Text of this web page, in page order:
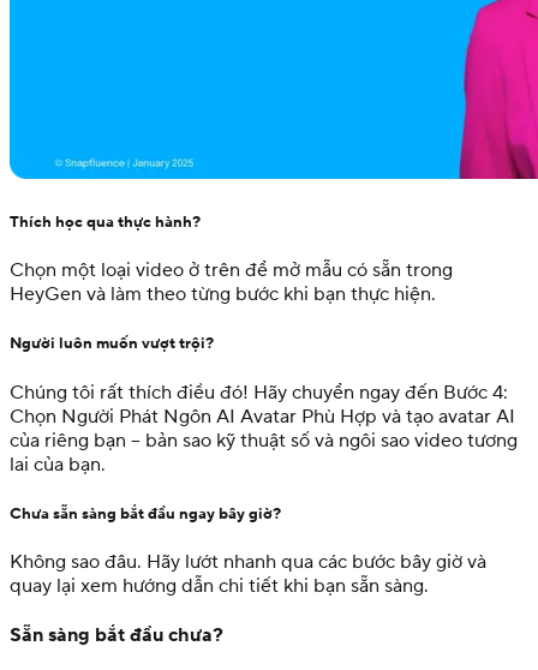
Thích học qua thực hành?
Chọn một loại video ở trên để mở mẫu có sẵn trong
HeyGen và làm theo từng bước khi bạn thực hiện.
Người luôn muốn vượt trội?
Chúng tôi rất thích điều đó! Hãy chuyển ngay đến Bước 4:
Chọn Người Phát Ngôn AI Avatar Phù Hợp và tạo avatar AI
của riêng bạn – bản sao kỹ thuật số và ngôi sao video tương
lai của bạn.
Chưa sẵn sàng bắt đầu ngay bây giờ?
Không sao đâu. Hãy lướt nhanh qua các bước bây giờ và
quay lại xem hướng dẫn chi tiết khi bạn sẵn sàng.
Sẵn sàng bắt đầu chưa?